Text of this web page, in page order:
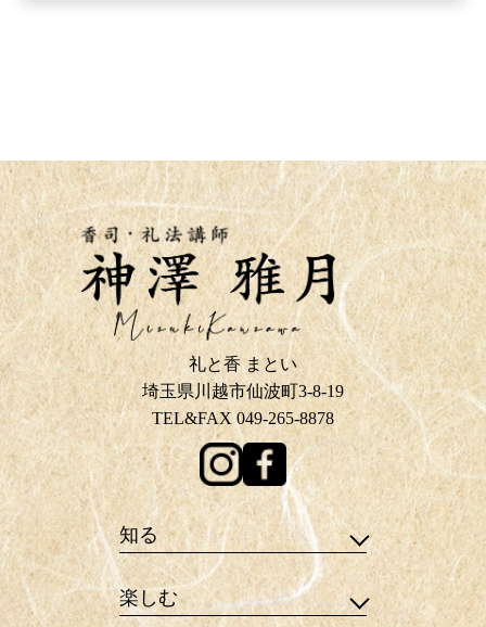
礼と香 まとい
埼玉県川越市仙波町3-8-19
TEL&FAX 049-265-8878
知る
楽しむ